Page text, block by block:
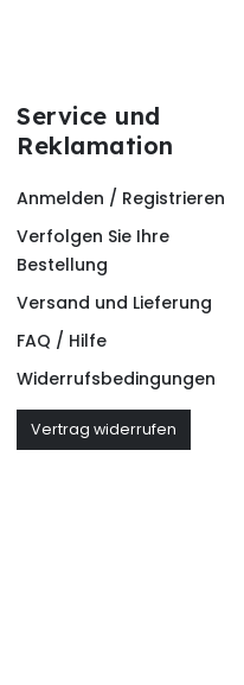
Service und
Reklamation
Anmelden / Registrieren
Verfolgen Sie Ihre
Bestellung
Versand und Lieferung
FAQ / Hilfe
Widerrufsbedingungen
Vertrag widerrufen